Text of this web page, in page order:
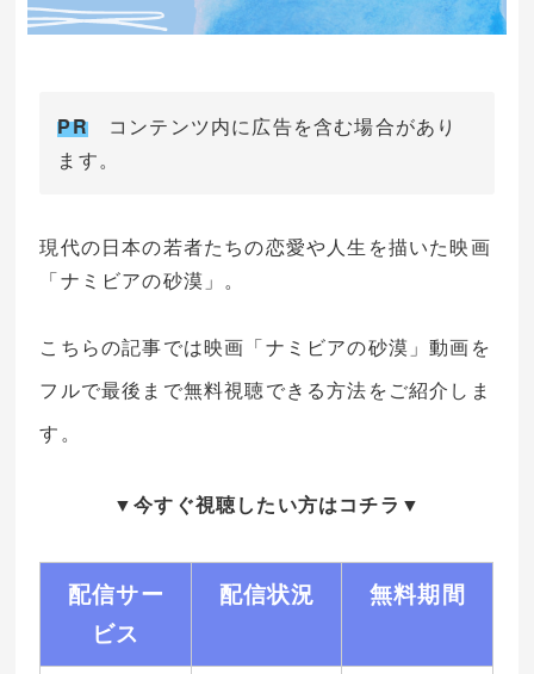
PRコンテンツ内に広告を含む場合があり
ます。
現代の日本の若者たちの恋愛や人生を描いた映画
「ナミビアの砂漠」。
こちらの記事では映画「ナミビアの砂漠」動画を
フルで最後まで無料視聴できる方法をご紹介しま
す。
▼今すぐ視聴したい方はコチラ▼
配信サー
ビス
配信状況 無料期間